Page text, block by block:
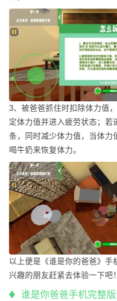
3、被爸爸抓住时扣除体力值
定体力值并进入疲劳状态；若
条，同时减少体力值，当体力
喝牛奶来恢复体力。
以上便是《谁是你的爸爸》手
兴趣的朋友赶紧去体验一下吧！
谁是你爸爸手机完整